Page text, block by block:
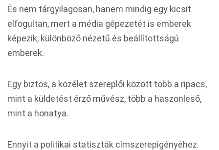
És nem tárgyilagosan, hanem mindig egy kicsit
elfogultan, mert a média gépezetét is emberek
képezik, különböző nézetű és beállítottságú
emberek.
Egy biztos, a közélet szereplői között több a ripacs,
mint a küldetést érző művész, több a haszonleső,
mint a honatya.
Ennyit a politikai statiszták címszerepigényéhez.